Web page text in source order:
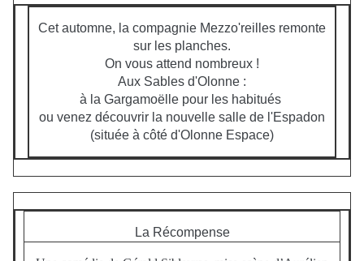
Cet automne, la compagnie Mezzo'reilles remonte
sur les planches.
On vous attend nombreux !
Aux Sables d'Olonne :
à la Gargamoëlle pour les habitués
ou venez découvrir la nouvelle salle de l'Espadon
(située à côté d'Olonne Espace)
La Récompense